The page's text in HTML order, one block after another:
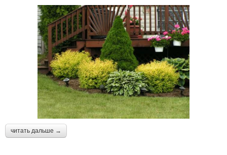
читать дальше →